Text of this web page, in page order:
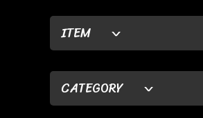
ITEM
CATEGORY